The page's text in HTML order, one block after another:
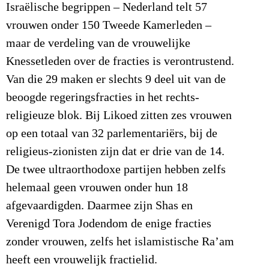
Israëlische begrippen – Nederland telt 57
vrouwen onder 150 Tweede Kamerleden –
maar de verdeling van de vrouwelijke
Knessetleden over de fracties is verontrustend.
Van die 29 maken er slechts 9 deel uit van de
beoogde regeringsfracties in het rechts-
religieuze blok. Bij Likoed zitten zes vrouwen
op een totaal van 32 parlementariërs, bij de
religieus-zionisten zijn dat er drie van de 14.
De twee ultraorthodoxe partijen hebben zelfs
helemaal geen vrouwen onder hun 18
afgevaardigden. Daarmee zijn Shas en
Verenigd Tora Jodendom de enige fracties
zonder vrouwen, zelfs het islamistische Ra’am
heeft een vrouwelijk fractielid.